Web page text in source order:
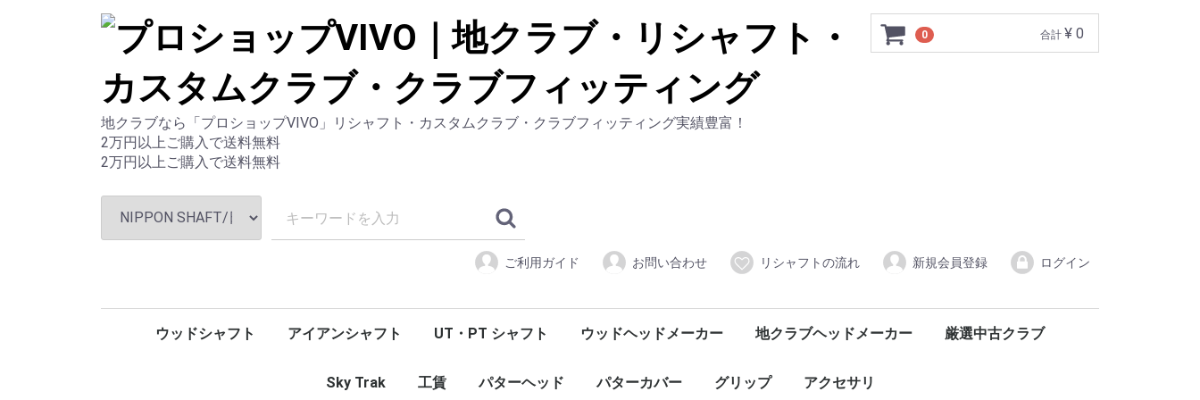
地クラブなら「プロショップVIVO」リシャフト・カスタムクラブ・クラブフィッティング実績豊富！
2万円以上ご購入で送料無料
2万円以上ご購入で送料無料
0 合計 ¥ 0
ご利用ガイド お問い合わせ リシャフトの流れ 新規会員登録 ログイン
ウッドシャフト
秩父
TOUR AD Tour AD UB
Tour AD HD
Tour AD XC
Tour AD VR
TOUR AD IZ
TOUR AD F
TOUR AD TP
Tour AD GP
Tour AD MJ
Tour AD MT
Tour AD BB
Tour AD DI
Tour AD 9003
Tour AD PT
Tour AD SLll / SL
PROJECT X
GS
Dynamic Gold
N.S.PRO
REGIO FW
Regio Formula
VULCANUS
α（アルファ）
AAA Premium
γ（ガンマ）
SPEEDER NX VIOLET
SPEEDER NX BLACK
SPEEDER NX GREEN
SPEEDER NX
Air Speeder
Speeder SLK Type-D
Speeder SLK
VENTUS
MCF
DIAMOND Speeder
PLATINUM Speeder
Speeder EVOLUTION Ⅶ
Speeder EVOLUTION Ⅵ
Speeder EVOLUTION Ⅴ
Speeder EVOLUTIONⅣ
Speeder EVOLUTIONⅢ
Speeder EVOLUTIONⅡ
Speeder EVOLUTION Speeder EVOLUTION TS
Speeder TR DAYTONA SPEEDER / DAYTONA SPEEDER LS
Air Speeder Plus
ZERO Speeder
TENSEI™SERIES
VANQUISH™SERIES
KUROKAGE™ SERIES KUROKAGE™ XM
KUROKAGE™ XT
NEXT GEN Diamana™ SERIES Diamana™ RF
Diamana™ BF
THIRD GENERATION Diamana™ SERIES Diamana™ R
Diamana™ W
Diamana™ B
Diamana™ SERIES Diamana™ X '17
Diamana™ Thump™ FW
BASSARA™ SERIES GRAND BASSARA™
BASSARA™ GG
BASSARA™ P
FUBUKI™ SERIES FUBUKI™ AiⅡ
FUBUKI™ V
FUBUKI™ J
FUBUKI™ FW
FUBUKI™ Ai
LIN-Q BLUE EX
アイアンシャフト
GRAPHITE DESIGN/グラファイトデザイン Tour AD
ＫＢＳ/ケービーエス
島田ゴルフ製作所
DERAMAX/デラマックス
TRUE TEMPER/トゥルーテンパー PROJECT X PJX
PROJECT X
GRAFALLOY
Dynamic Gold
ALLOY BLUE SORA
NIPPON SHAFT/日本シャフト N.S.PRO
ZELOS
N.S. PRO MODUS3
Fujikura/フジクラ DIAMOND SPEEDER
TRAVIL
MCI BLACK
MCI
MCI SOLID/MILD
Air Speeder Plus
Air Speeder
三菱ケミカル VANQUISH™
OT™ TOUR Iron SERIES
OT Iron SERIES
Diamana™ Thump™ Iron
BASSARA™ IRON
FUBUKI™ AiⅡ
FUBUKI™ Ai
FUBUKI™ AX
ユーテリティシャフト
RODDIO/ロッディオ
パターシャフト NIPPON SHAFT N.S.PRO パター
UT・PT シャフト
ユーティリティシャフト GRAPHIRE DESIGN/グラファイトデザイン ＲＡＵＮＥ
KBS/ケービーエス
DERAMAX/デラマックス
TURE TEMPER/トゥルーテンパー
NIPPON SHAFT/日本シャフト
Fujikura/フジクラ TR HYBRID
三菱ケミカル
LOOP/ループ
パターシャフト DERAMAX /デラマックス
ウッドヘッドメーカー
PING
地クラブヘッドメーカー
A GRIND/エーグラインド
Orion/オライオン
KAMUI /カムイ
CRAZY/クレイジー
JBEAM/ジェイビーム
GTD
Zodia /ゾディア
DOCUS/ドゥーカス
TRPX /トリプルエックス
HALYRUID/ハリールイド
BALDO /バルド
FREIHEIT/フライハイト
Progress/プログレス
Masda /マスダ
Muziik /ムジーク
ゆるり
RODDIO /ロッディオ
RomaRo /ロマロ
Waoww/ワオ
厳選中古クラブ
Sky Trak 工賃 パターヘッド パターカバー グリップ アクセサリ